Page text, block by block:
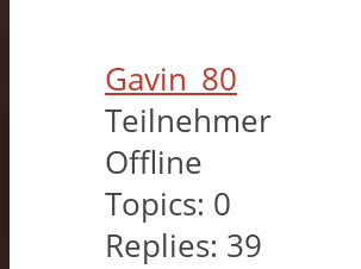
Gavin_80
Teilnehmer
Offline
Topics: 0
Replies: 39